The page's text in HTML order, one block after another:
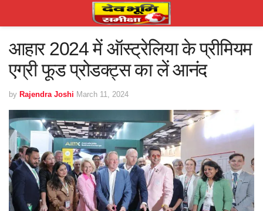
आहार 2024 में ऑस्ट्रेलिया के प्रीमियम
एग्री फूड प्रोडक्ट्स का लें आनंद
by Rajendra Joshi March 11, 2024